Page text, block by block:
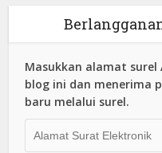
Masukkan alamat
blog ini dan menerima
baru melalui surel.
Surat